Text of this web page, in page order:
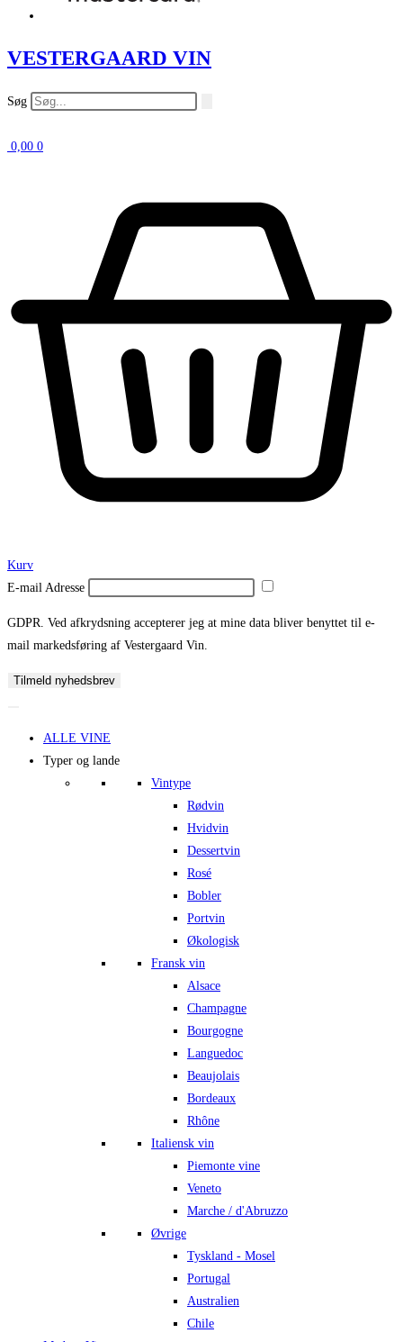
VESTERGAARD VIN
Søg
0,00 0
Kurv
E-mail Adresse
GDPR. Ved afkrydsning accepterer jeg at mine data bliver benyttet til e-
mail markedsføring af Vestergaard Vin.
Tilmeld nyhedsbrev
ALLE VINE
Typer og lande
Vintype
Rødvin
Hvidvin
Dessertvin
Rosé
Bobler
Portvin
Økologisk
Fransk vin
Alsace
Champagne
Bourgogne
Languedoc
Beaujolais
Bordeaux
Rhône
Italiensk vin
Piemonte vine
Veneto
Marche / d'Abruzzo
Øvrige
Tyskland - Mosel
Portugal
Australien
Chile